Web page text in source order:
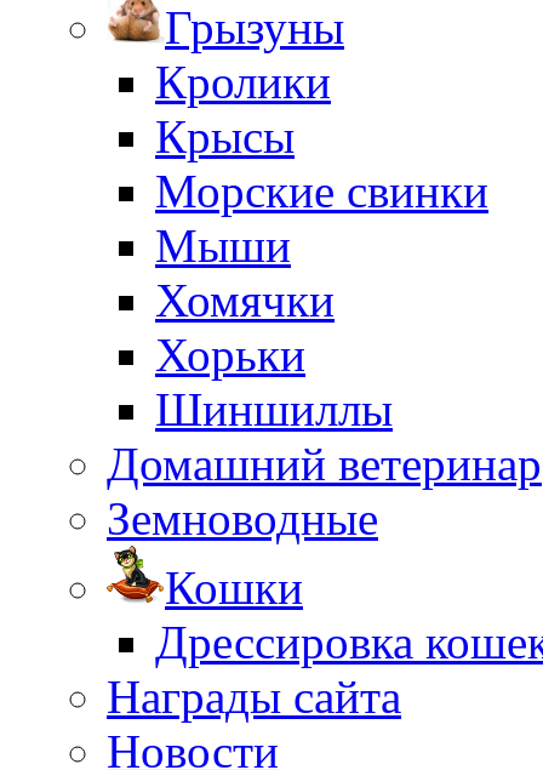
Грызуны
Кролики
Крысы
Морские свинки
Мыши
Хомячки
Хорьки
Шиншиллы
Домашний ветеринар
Земноводные
Кошки
Дрессировка
Награды сайта
Новости